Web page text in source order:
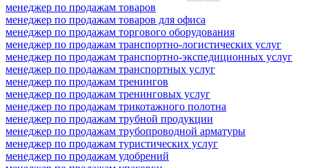
менеджер по продажам товаров
менеджер по продажам товаров для офиса
менеджер по продажам торгового оборудования
менеджер по продажам транспортно-логистических услуг
менеджер по продажам транспортно-экспедиционных услуг
менеджер по продажам транспортных услуг
менеджер по продажам тренингов
менеджер по продажам тренинговых услуг
менеджер по продажам трикотажного полотна
менеджер по продажам трубной продукции
менеджер по продажам трубопроводной арматуры
менеджер по продажам туристических услуг
менеджер по продажам удобрений